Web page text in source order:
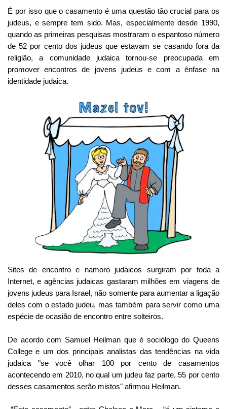
É por isso que o casamento é uma questão tão crucial para os
judeus, e sempre tem sido. Mas, especialmente desde 1990,
quando as primeiras pesquisas mostraram o espantoso número
de 52 por cento dos judeus que estavam se casando fora da
religião, a comunidade judaica tornou-se preocupada em
promover encontros de jovens judeus e com a ênfase na
identidade judaica.
Sites de encontro e namoro judaicos surgiram por toda a
Internet, e agências judaicas gastaram milhões em viagens de
jovens judeus para Israel, não somente para aumentar a ligação
deles com o estado judeu, mas também para servir como uma
espécie de ocasião de encontro entre solteiros.
De acordo com Samuel Heilman que é sociólogo do Queens
College e um dos principais analistas das tendências na vida
judaica "se você olhar 100 por cento de casamentos
acontecendo em 2010, no qual um judeu faz parte, 55 por cento
desses casamentos serão mistos" afirmou Heilman.